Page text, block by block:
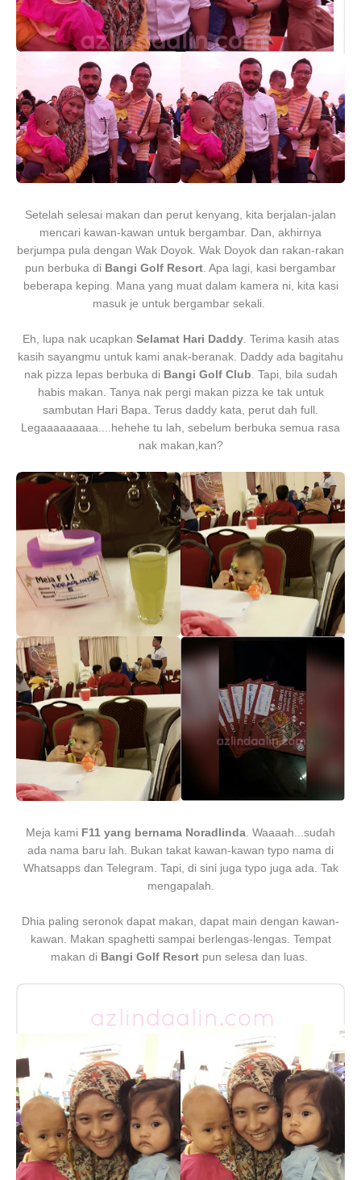
Setelah selesai makan dan perut kenyang, kita berjalan-jalan
mencari kawan-kawan untuk bergambar. Dan, akhirnya
berjumpa pula dengan Wak Doyok. Wak Doyok dan rakan-rakan
pun berbuka di Bangi Golf Resort . Apa lagi, kasi bergambar
beberapa keping. Mana yang muat dalam kamera ni, kita kasi
masuk je untuk bergambar sekali.
Eh, lupa nak ucapkan Selamat Hari Daddy. Terima kasih atas
kasih sayangmu untuk kami anak-beranak. Daddy ada bagitahu
nak pizza lepas berbuka di Bangi Golf Club . Tapi, bila sudah
habis makan. Tanya nak pergi makan pizza ke tak untuk
sambutan Hari Bapa. Terus daddy kata, perut dah full.
Legaaaaaaaaa....hehehe tu lah, sebelum berbuka semua rasa
nak makan,kan?
Meja kami F11 yang bernama Noradlinda . Waaaah...sudah
ada nama baru lah. Bukan takat kawan-kawan typo nama di
Whatsapps dan Telegram. Tapi, di sini juga typo juga ada. Tak
mengapalah.
Dhia paling seronok dapat makan, dapat main dengan kawan-
kawan. Makan spaghetti sampai berlengas-lengas. Tempat
makan di Bangi Golf Resort pun selesa dan luas.